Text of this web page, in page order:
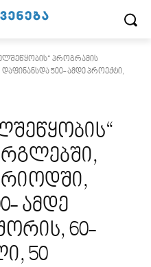
პროგრამის
500- ამდე პროექტი,
ამდე
60-
50